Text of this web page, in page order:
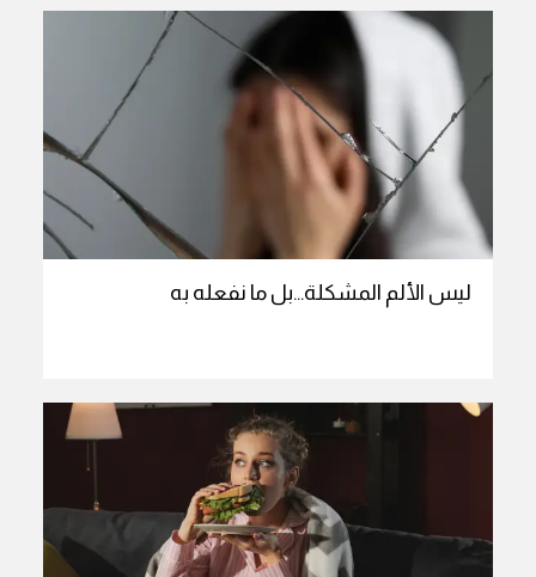
ليس الألم المشكلة…بل ما نفعله به